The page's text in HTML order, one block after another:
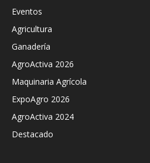
Eventos
Agricultura
Ganadería
AgroActiva 2026
Maquinaria Agrícola
ExpoAgro 2026
AgroActiva 2024
Destacado